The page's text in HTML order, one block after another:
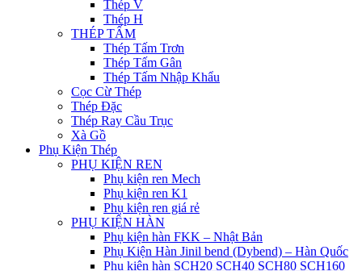
Thép V
Thép H
THÉP TẤM
Thép Tấm Trơn
Thép Tấm Gân
Thép Tấm Nhập Khẩu
Cọc Cừ Thép
Thép Đặc
Thép Ray Cầu Trục
Xà Gồ
Phụ Kiện Thép
PHỤ KIỆN REN
Phụ kiện ren Mech
Phụ kiện ren K1
Phụ kiện ren giá rẻ
PHỤ KIỆN HÀN
Phụ kiện hàn FKK – Nhật Bản
Phụ Kiện Hàn Jinil bend (Dybend) – Hàn Quốc
Phụ kiện hàn SCH20 SCH40 SCH80 SCH160